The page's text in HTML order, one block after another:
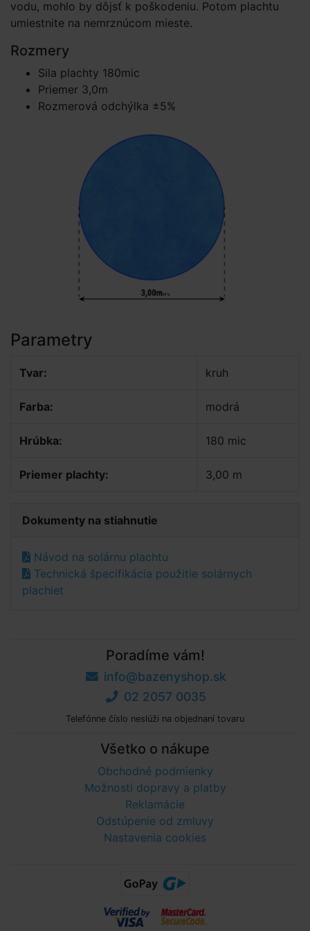
vodu, mohlo by dôjsť k poškodeniu. Potom plachtu
umiestnite na nemrznúcom mieste.
Rozmery
Sila plachty 180mic
Priemer 3,0m
Rozmerová odchýlka ±5%
Parametry
Tvar: kruh
Farba: modrá
Hrúbka: 180 mic
Priemer plachty: 3,00 m
Dokumenty na stiahnutie
Návod na solárnu plachtu
Technická špecifikácia použitie solárnych
plachiet
Poradíme vám!
info@bazenyshop.sk
02 2057 0035
Telefónne číslo neslúži na objednaní tovaru
Všetko o nákupe
Obchodné podmienky
Možnosti dopravy a platby
Reklamácie
Odstúpenie od zmluvy
Nastavenia cookies